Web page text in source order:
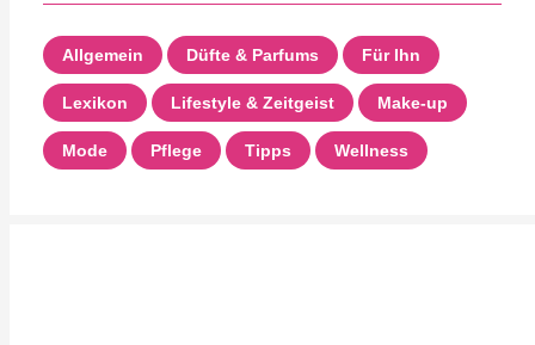
Allgemein Düfte & Parfums Für Ihn
Lexikon Lifestyle & Zeitgeist Make-up
Mode Pflege Tipps Wellness